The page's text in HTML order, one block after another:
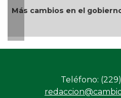
en el gobierno de AVA